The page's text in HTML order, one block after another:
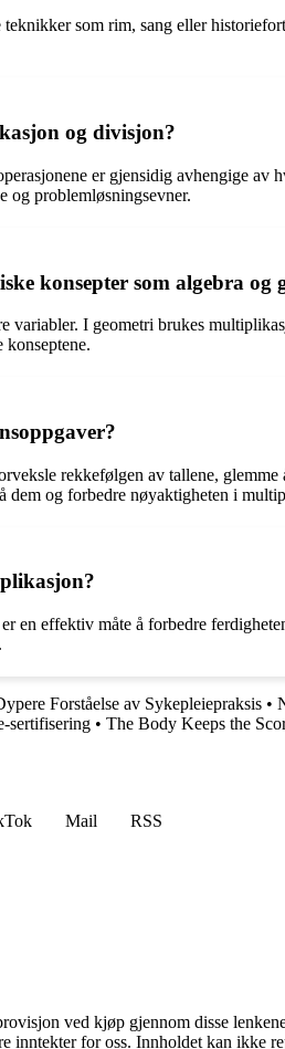
som rim, sang eller
og divisjon?
er gjensidig avhengige av
og problemløsningsevner.
konsepter som algebra og
I geometri brukes
konseptene.
rekkefølgen av tallene,
og forbedre nøyaktigheten i
effektiv måte å forbedre
Forståelse av Sykepleiepraksis •
sertifisering • The Body Keeps the
Mail
RSS
ved kjøp gjennom disse
for oss. Innholdet kan ikke